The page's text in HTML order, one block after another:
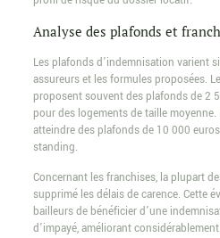
Analyse des plafonds et
Les plafonds d’indemnisation varient
assureurs et les formules proposées.
proposent souvent des plafonds de 2
pour des logements de taille
atteindre des plafonds de 10 000
standing.
Concernant les franchises, la plupart
supprimé les délais de carence. Cette
bailleurs de bénéficier d’une
d’impayé, améliorant